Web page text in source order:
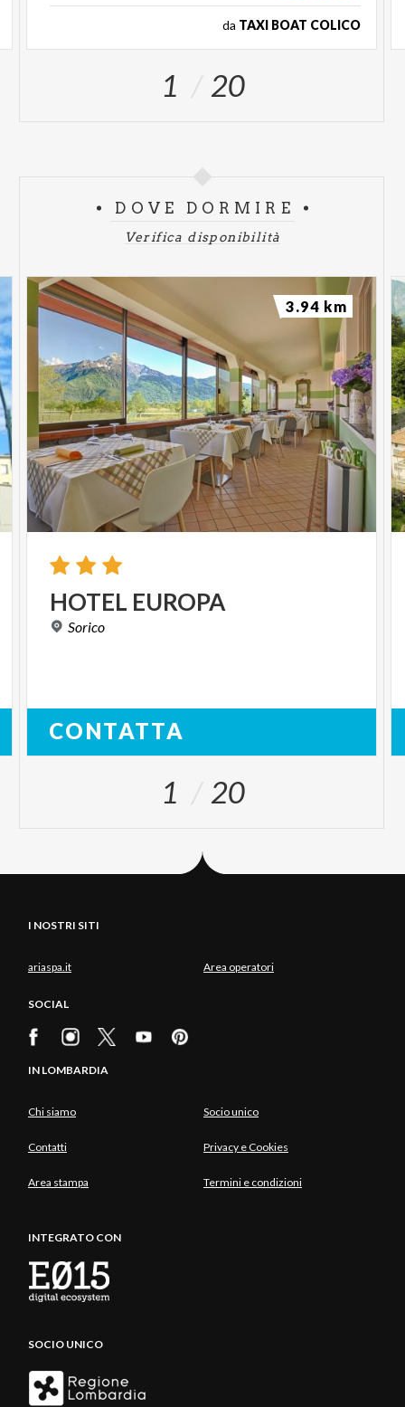
da TAXI BOAT COLICO
1 20
DOVE DORMIRE
Verifica disponibilità
HOTEL EUROPA
Sorico
CONTATTA
3.94 km
1 20
I NOSTRI SITI
ariaspa.it Area operatori
SOCIAL
IN LOMBARDIA
Chi siamo Socio unico
Contatti Privacy e Cookies
Area stampa Termini e condizioni
INTEGRATO CON
SOCIO UNICO